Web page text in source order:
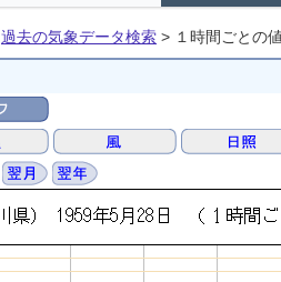
過去の気象データ検索 > １時間ごとの